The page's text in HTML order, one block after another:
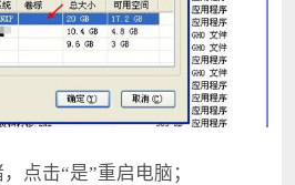
击“是”重启电脑；